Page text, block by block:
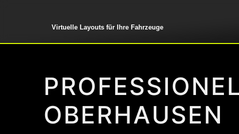
Virtuelle Layouts für Ihre Fahrzeuge
OBERHAUSEN